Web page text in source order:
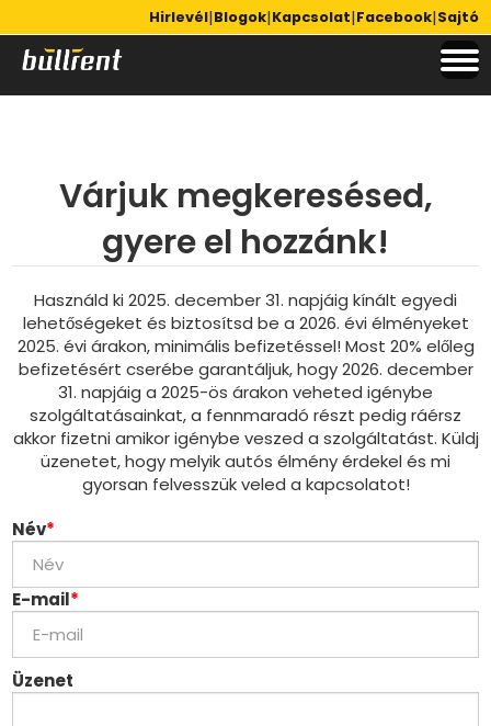
Hirlevél|Blogok|Kapcsolat|Facebook|Sajtó
Várjuk megkeresésed,
gyere el hozzánk!
Használd ki 2025. december 31. napjáig kínált egyedi
lehetőségeket és biztosítsd be a 2026. évi élményeket
2025. évi árakon, minimális befizetéssel! Most 20% előleg
befizetésért cserébe garantáljuk, hogy 2026. december
31. napjáig a 2025-ös árakon veheted igénybe
szolgáltatásainkat, a fennmaradó részt pedig ráérsz
akkor fizetni amikor igénybe veszed a szolgáltatást. Küldj
üzenetet, hogy melyik autós élmény érdekel és mi
gyorsan felvesszük veled a kapcsolatot!
Név*
E-mail*
Üzenet